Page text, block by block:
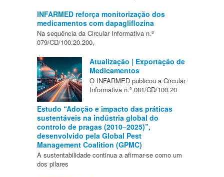
INFARMED reforça monitorização dos
medicamentos com dapagliflozina
Na sequência da Circular Informativa n.º
079/CD/100.20.200,
Atualização | Exportação de
Medicamentos
O INFARMED publicou a Circular
Informativa n.º 081/CD/100.20
Estudo “Adoção e impacto das práticas
sustentáveis na indústria global do
controlo de pragas (2010–2025)”,
desenvolvido pela Global Pest
Management Coalition (GPMC)
A sustentabilidade continua a afirmar-se como um
dos pilares